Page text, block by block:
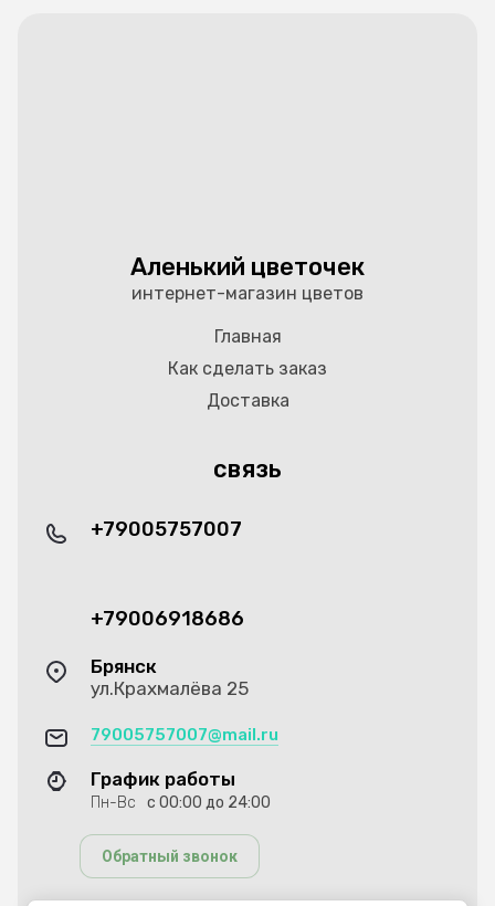
Аленький цветочек
интернет-магазин цветов
Главная
Как сделать заказ
Доставка
связь
+79005757007
+79006918686
Брянск
ул.Крахмалёва 25
79005757007@mail.ru
График работы
Пн-Вс с 00:00 до 24:00
Обратный звонок